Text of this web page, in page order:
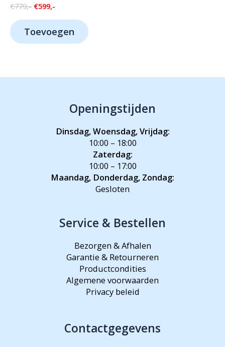
€779,- Oorspronkelijke
€779,-.
€599,-
€599,-.
Toevoegen
Openingstijden
Dinsdag, Woensdag, Vrijdag:
10:00 – 18:00
Zaterdag:
10:00 – 17:00
Maandag, Donderdag, Zondag:
Gesloten
Service & Bestellen
Bezorgen & Afhalen
Garantie & Retourneren
Productcondities
Algemene voorwaarden
Privacy beleid
Contactgegevens